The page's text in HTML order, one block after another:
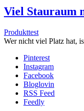
Viel Stauraum
Produkttest
Wer nicht viel Platz hat,
Pinterest
Instagram
Facebook
Bloglovin
RSS Feed
Feedly